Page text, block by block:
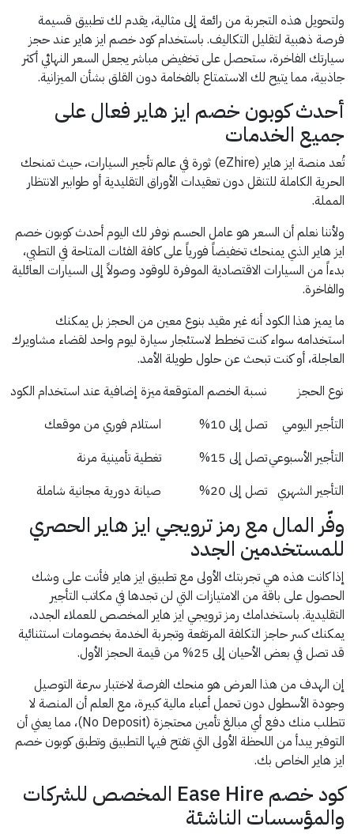
ولتحويل هذه التجربة من رائعة إلى مثالية، يقدم لك تطبيق قسيمة
فرصة ذهبية لتقليل التكاليف. باستخدام كود خصم ايز هاير عند حجز
سيارتك الفاخرة، ستحصل على تخفيض مباشر يجعل السعر النهائي أكثر
جاذبية، مما يتيح لك الاستمتاع بالفخامة دون القلق بشأن الميزانية.
أحدث كوبون خصم ايز هاير فعال على
جميع الخدمات
تُعد منصة ايز هاير (eZhire) ثورة في عالم تأجير السيارات، حيث تمنحك
الحرية الكاملة للتنقل دون تعقيدات الأوراق التقليدية أو طوابير الانتظار
المملة.
ولأننا نعلم أن السعر هو عامل الحسم نوفر لك اليوم أحدث كوبون خصم
ايز هاير الذي يمنحك تخفيضاً فورياً على كافة الفئات المتاحة في التطبي،
بدءاً من السيارات الاقتصادية الموفرة للوقود وصولاً إلى السيارات العائلية
والفاخرة.
ما يميز هذا الكود أنه غير مقيد بنوع معين من الحجز بل يمكنك
استخدامه سواء كنت تخطط لاستئجار سيارة ليوم واحد لقضاء مشاويرك
العاجلة، أو كنت تبحث عن حلول طويلة الأمد.
نوع الحجز
نسبة الخصم المتوقعةميزة إضافية عند استخدام الكود
التأجير اليومي
تصل إلى 10%
استلام فوري من موقعك
التأجير الأسبوعيتصل إلى 15%
تغطية تأمينية مرنة
التأجير الشهري تصل إلى 20% صيانة دورية مجانية شاملة
وفّر المال مع رمز ترويجي ايز هاير الحصري
للمستخدمين الجدد
إذا كانت هذه هي تجربتك الأولى مع تطبيق ايز هاير فأنت على وشك
الحصول على باقة من الامتيازات التي لن تجدها في مكاتب التأجير
التقليدية. باستخدامك رمز ترويجي ايز هاير المخصص للعملاء الجدد،
يمكنك كسر حاجز التكلفة المرتفعة وتجربة الخدمة بخصومات استثنائية
قد تصل في بعض الأحيان إلى 25% من قيمة الحجز الأول.
إن الهدف من هذا العرض هو منحك الفرصة لاختبار سرعة التوصيل
وجودة الأسطول دون تحمل أعباء مالية كبيرة، مع العلم أن المنصة لا
تتطلب منك دفع أي مبالغ تأمين محتجزة (No Deposit)، مما يعني أن
التوفير يبدأ من اللحظة الأولى التي تفتح فيها التطبيق وتطبق كوبون خصم
ايز هاير الخاص بك.
كود خصم Ease Hire المخصص للشركات
والمؤسسات الناشئة